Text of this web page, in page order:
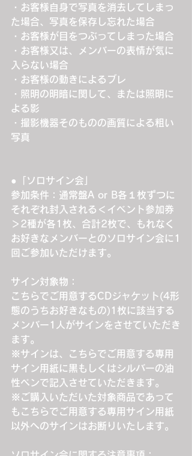
・お客様自身で写真を消去してしまっ
た場合、写真を保存し忘れた場合
・お客様が目をつぶってしまった場合
・お客様又は、メンバーの表情が気に
入らない場合
・お客様の動きによるブレ
・照明の明暗に関して、または照明に
よる影
・撮影機器そのものの画質による粗い
写真
●「ソロサイン会」
参加条件：通常盤A or B各１枚ずつに
それぞれ封入される＜イベント参加券
＞2種が各1枚、合計2枚で、もれなく
お好きなメンバーとのソロサイン会に1
回ご参加いただけます。
サイン対象物：
こちらでご用意するCDジャケット(4形
態のうちお好きなもの)1枚に該当する
メンバー1人がサインをさせていただき
ます。
※サインは、こちらでご用意する専用
サイン用紙に黒もしくはシルバーの油
性ペンで記入させていただきます。
※ご購入いただいた対象商品であって
もこちらでご用意する専用サイン用紙
以外へのサインはお断りいたします。